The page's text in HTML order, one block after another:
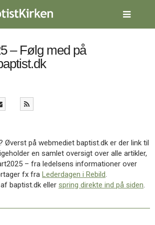
– Følg med på
Øverst på webmediet baptist.dk er der link til
en samlet oversigt over alle artikler,
– fra ledelsens informationer over
fx fra Lederdagen i Rebild.
baptist.dk eller spring direkte ind på siden.